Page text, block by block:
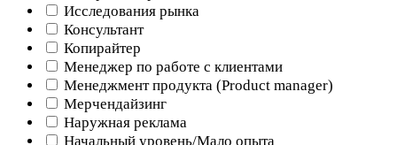
Исследования рынка
Консультант
Копирайтер
Менеджер по работе с клиентами
Менеджмент продукта (Product manager)
Мерчендайзинг
Наружная реклама
Начальный уровень/Мало опыта